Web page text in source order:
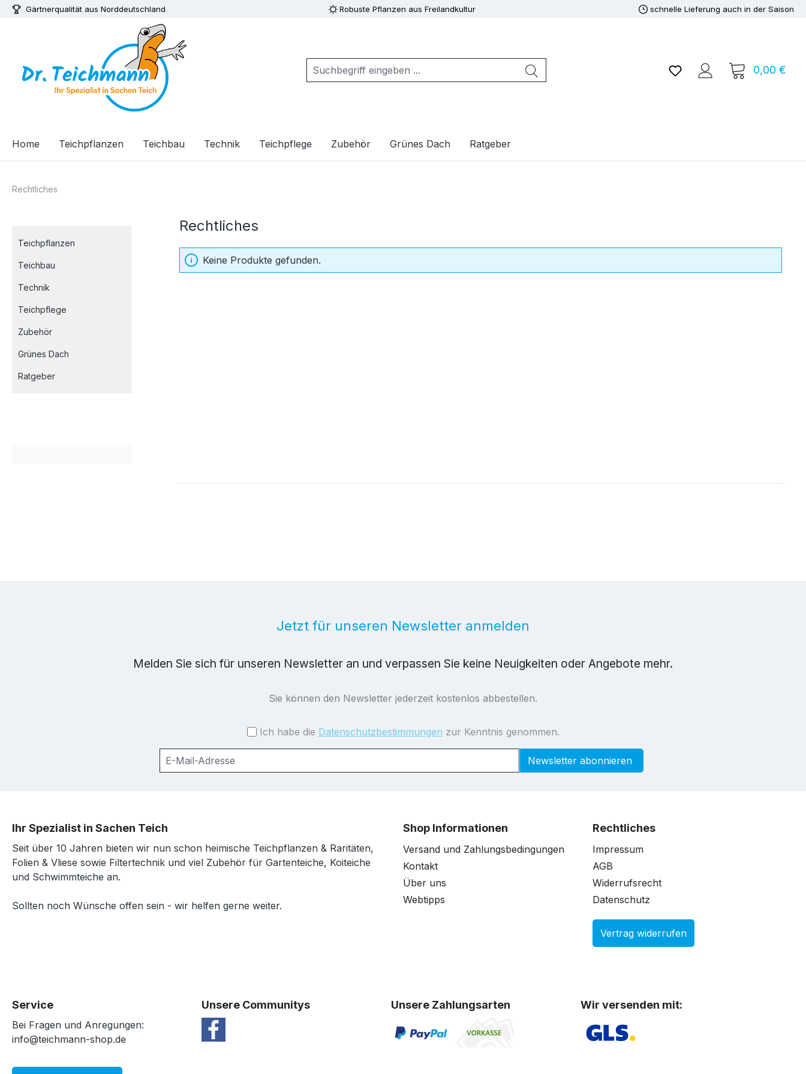
Hauptinhalt springen
Zur Suche springen
Zur Hauptnavigation springen
Gärtnerqualität aus Norddeutschland Robuste Pflanzen aus Freilandkultur schnelle Lieferung auch in der Saison
Du hast 0 Produkte auf
0,00 €
Home Teichpflanzen Teichbau Technik Teichpflege Zubehör Grünes Dach Ratgeber
Rechtliches
Teichpflanzen
Teichbau
Technik
Teichpflege
Zubehör
Grünes Dach
Ratgeber
Rechtliches
Keine Produkte gefunden.
Jetzt für unseren Newsletter anmelden
Melden Sie sich für unseren Newsletter an und verpassen Sie keine Neuigkeiten oder Angebote mehr.
Sie können den Newsletter jederzeit kostenlos abbestellen.
Ich habe die Datenschutzbestimmungen zur Kenntnis genommen.
Newsletter abonnieren
Ihr Spezialist in Sachen Teich
Seit über 10 Jahren bieten wir nun schon heimische Teichpflanzen & Raritäten,
Folien & Vliese sowie Filtertechnik und viel Zubehör für Gartenteiche, Koiteiche
und Schwimmteiche an.
Sollten noch Wünsche offen sein - wir helfen gerne weiter.
Shop Informationen
Versand und Zahlungsbedingungen
Kontakt
Über uns
Webtipps
Rechtliches
Impressum
AGB
Widerrufsrecht
Datenschutz
Vertrag widerrufen
Service
Bei Fragen und Anregungen:
info@teichmann-shop.de
Unsere Communitys Unsere Zahlungsarten Wir versenden mit: